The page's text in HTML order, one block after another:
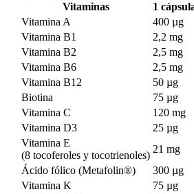
Vitaminas
1
Vitamina A
400 µg
Vitamina B1
2,2 mg
Vitamina B2
2,5 mg
Vitamina B6
2,5 mg
Vitamina B12
50 µg
Biotina
75 µg
Vitamina C
120 mg
Vitamina D3
25 µg
Vitamina E
(8 tocoferoles y tocotrienoles)
21 mg
Ácido fólico (Metafolin®)
300 µg
Vitamina K
75 µg